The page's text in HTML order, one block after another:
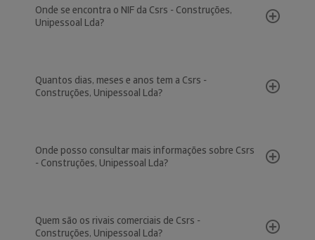
Onde se encontra o NIF da Csrs - Construções,
Unipessoal Lda?
Quantos dias, meses e anos tem a Csrs -
Construções, Unipessoal Lda?
Onde posso consultar mais informações sobre Csrs
- Construções, Unipessoal Lda?
Quem são os rivais comerciais de Csrs -
Construções, Unipessoal Lda?